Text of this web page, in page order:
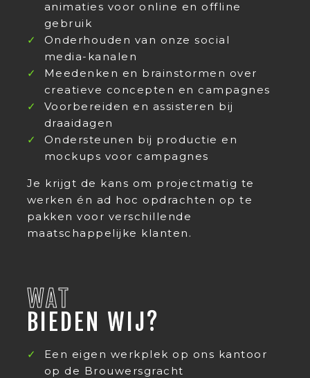
animaties voor online en offline
gebruik
Onderhouden van onze social
media-kanalen
Meedenken en brainstormen over
creatieve concepten en campagnes
Voorbereiden en assisteren bij
draaidagen
Ondersteunen bij productie en
mockups voor campagnes
Je krijgt de kans om projectmatig te
werken én ad hoc opdrachten op te
pakken voor verschillende
maatschappelijke klanten.
WAT
BIEDEN WIJ?
Een eigen werkplek op ons kantoor
op de Brouwersgracht